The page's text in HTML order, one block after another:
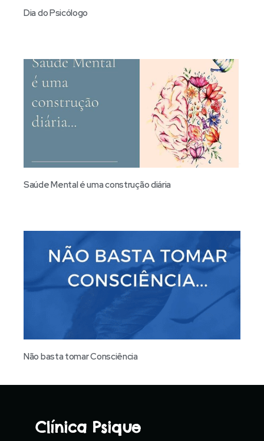
Dia do Psicólogo
Saúde Mental é uma construção diária
Não basta tomar Consciência
Clínica Psique